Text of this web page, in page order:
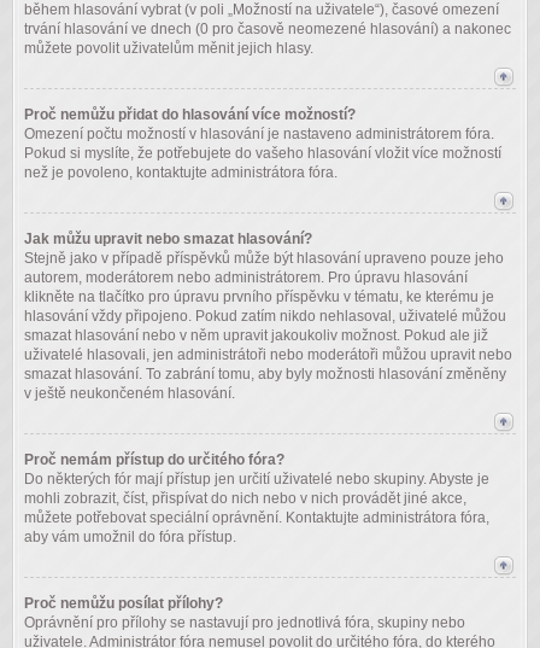
během hlasování vybrat (v poli „Možností na uživatele“), časové omezení
trvání hlasování ve dnech (0 pro časově neomezené hlasování) a nakonec
můžete povolit uživatelům měnit jejich hlasy.
Proč nemůžu přidat do hlasování více možností?
Omezení počtu možností v hlasování je nastaveno administrátorem fóra.
Pokud si myslíte, že potřebujete do vašeho hlasování vložit více možností
než je povoleno, kontaktujte administrátora fóra.
Jak můžu upravit nebo smazat hlasování?
Stejně jako v případě příspěvků může být hlasování upraveno pouze jeho
autorem, moderátorem nebo administrátorem. Pro úpravu hlasování
klikněte na tlačítko pro úpravu prvního příspěvku v tématu, ke kterému je
hlasování vždy připojeno. Pokud zatím nikdo nehlasoval, uživatelé můžou
smazat hlasování nebo v něm upravit jakoukoliv možnost. Pokud ale již
uživatelé hlasovali, jen administrátoři nebo moderátoři můžou upravit nebo
smazat hlasování. To zabrání tomu, aby byly možnosti hlasování změněny
v ještě neukončeném hlasování.
Proč nemám přístup do určitého fóra?
Do některých fór mají přístup jen určití uživatelé nebo skupiny. Abyste je
mohli zobrazit, číst, přispívat do nich nebo v nich provádět jiné akce,
můžete potřebovat speciální oprávnění. Kontaktujte administrátora fóra,
aby vám umožnil do fóra přístup.
Proč nemůžu posílat přílohy?
Oprávnění pro přílohy se nastavují pro jednotlivá fóra, skupiny nebo
uživatele. Administrátor fóra nemusel povolit do určitého fóra, do kterého